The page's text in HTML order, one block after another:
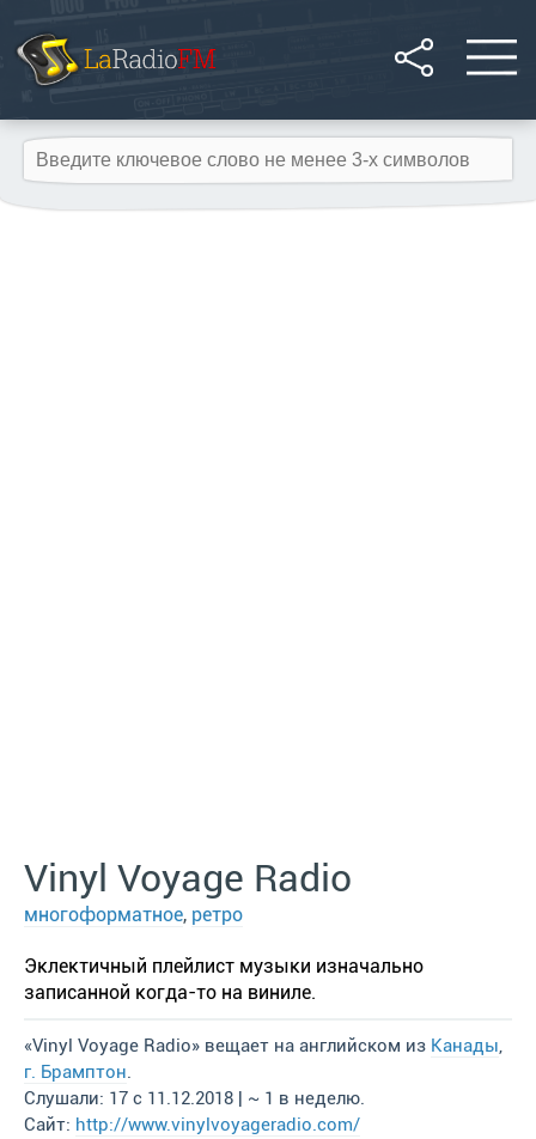
Vinyl Voyage Radio
многоформатное, ретро
Эклектичный плейлист музыки изначально
записанной когда-то на виниле.
«Vinyl Voyage Radio» вещает на английском из Канады,
г. Брамптон.
Слушали: 17 с 11.12.2018 | ~ 1 в неделю.
Сайт: http://www.vinylvoyageradio.com/